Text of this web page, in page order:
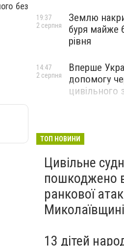
без
Землю
буря майже
рівня
19:37
2 серпня
Вперше
допомогу
цивільного
14:47
2 серпня
ТОП НОВИНИ
Цивільне
пошкоджено
ранкової
Миколаївщині
13 дітей